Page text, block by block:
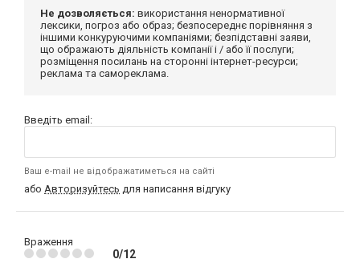
Не дозволяється: використання ненормативної
лексики, погроз або образ; безпосереднє порівняння з
іншими конкуруючими компаніями; безпідставні заяви,
що ображають діяльність компанії і / або її послуги;
розміщення посилань на сторонні інтернет-ресурси;
реклама та самореклама.
Введіть email:
Ваш e-mail не відображатиметься на сайті
або Авторизуйтесь для написання відгуку
Враження
0/12